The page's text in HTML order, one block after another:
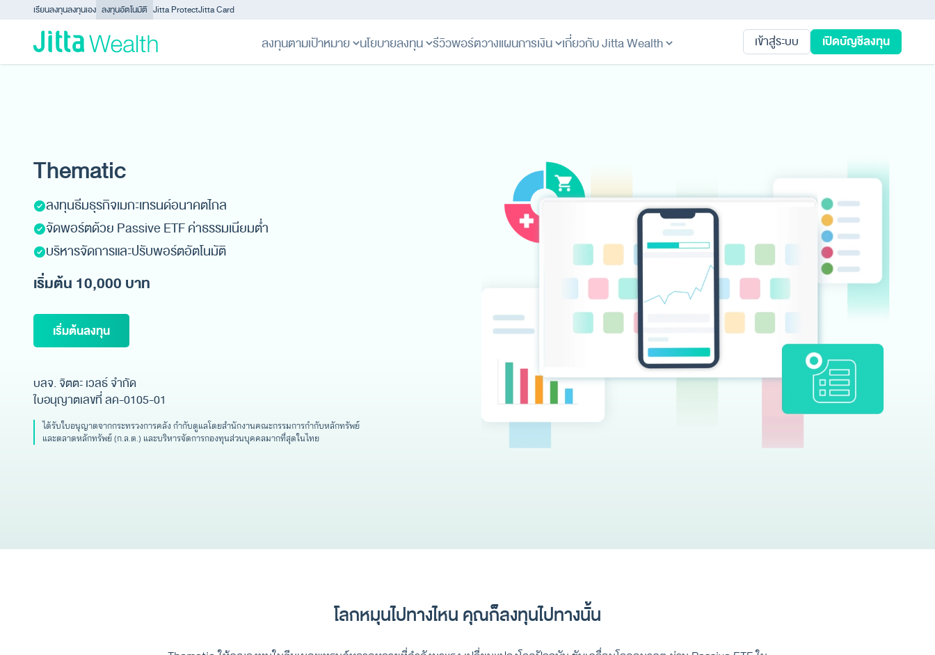
Skip to content - ข้ามไปที่เนื้อหา
เรียนลงทุนลงทุนเอง ลงทุนอัตโนมัติ Jitta ProtectJitta Card
ลงทุนตามเป้าหมาย นโยบายลงทุน รีวิวพอร์ตวางแผนการเงิน เกี่ยวกับ Jitta Wealth เข้าสู่ระบบ เปิดบัญชีลงทุน
Thematic
ลงทุนธีมธุรกิจเมกะเทรนด์อนาคตไกล
จัดพอร์ตด้วย Passive ETF ค่าธรรมเนียมต่ำ
บริหารจัดการและปรับพอร์ตอัตโนมัติ
เริ่มต้น 10,000 บาท
เริ่มต้นลงทุน
บลจ. จิตตะ เวลธ์ จำกัด
ใบอนุญาตเลขที่ ลค-0105-01
ได้รับใบอนุญาตจากกระทรวงการคลัง กำกับดูแลโดยสำนักงานคณะกรรมการกำกับหลักทรัพย์
และตลาดหลักทรัพย์ (ก.ล.ต.) และบริหารจัดการกองทุนส่วนบุคคลมากที่สุดในไทย
โลกหมุนไปทางไหน คุณก็ลงทุนไปทางนั้น